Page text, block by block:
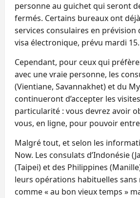
personne au guichet qui seront
fermés. Certains bureaux ont
services consulaires en prévision
visa électronique, prévu mardi 15.
Cependant, pour ceux qui
avec une vraie personne, les
(Vientiane, Savannakhet) et du
continueront d’accepter les
particularité : vous devrez avoir
vous, en ligne, pour pouvoir
Malgré tout, et selon les
Now. Les consulats d’Indonésie
(Taipei) et des Philippines
leurs opérations habituelles sans
comme « au bon vieux temps »